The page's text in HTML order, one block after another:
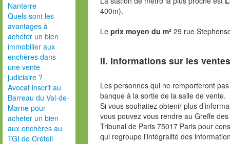
Nanterre
Quels sont les
avantages à
acheter un bien
immobilier aux
enchères dans
une vente
judiciaire ?
Avocat inscrit au
Barreau du Val-de-
Marne pour
acheter un bien
aux enchères au
TGI de Créteil
400m).
Le prix moyen du m² 29 rue
II. Informations sur les
Les personnes qui ne remporteront
banque à la sortie de la salle de vente.
Si vous souhaitez obtenir plus
vous pouvez vous rendre au Greffe
Tribunal de Paris 75017 Paris pour
qui regroupe l’intégralité des